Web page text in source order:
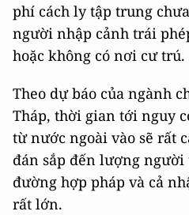
phí cách ly tập trung
người nhập cảnh trái
hoặc không có nơi cư trú.
Theo dự báo của ngành
Tháp, thời gian tới nguy
từ nước ngoài vào sẽ rất
đán sắp đến lượng người
đường hợp pháp và cả
rất lớn.